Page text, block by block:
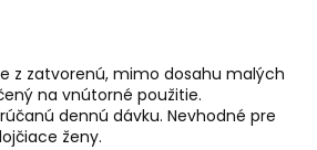
z zatvorenú, mimo dosahu malých
na vnútorné použitie.
dennú dávku. Nevhodné pre
ženy.